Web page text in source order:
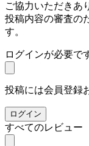
ご協力いただきあ
投稿内容の審査の
す。
ログインが必要で
投稿には会員登録
ログイン
すべてのレビュー